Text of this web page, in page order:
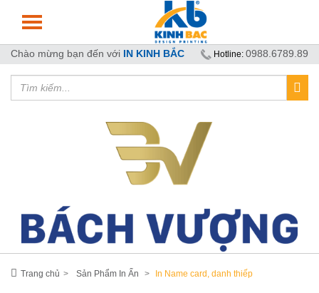
Chào mừng bạn đến với IN KINH BẮC Hotline: 0988.6789.89
Trang chủ Sản Phẩm In Ấn In Name card, danh thiếp